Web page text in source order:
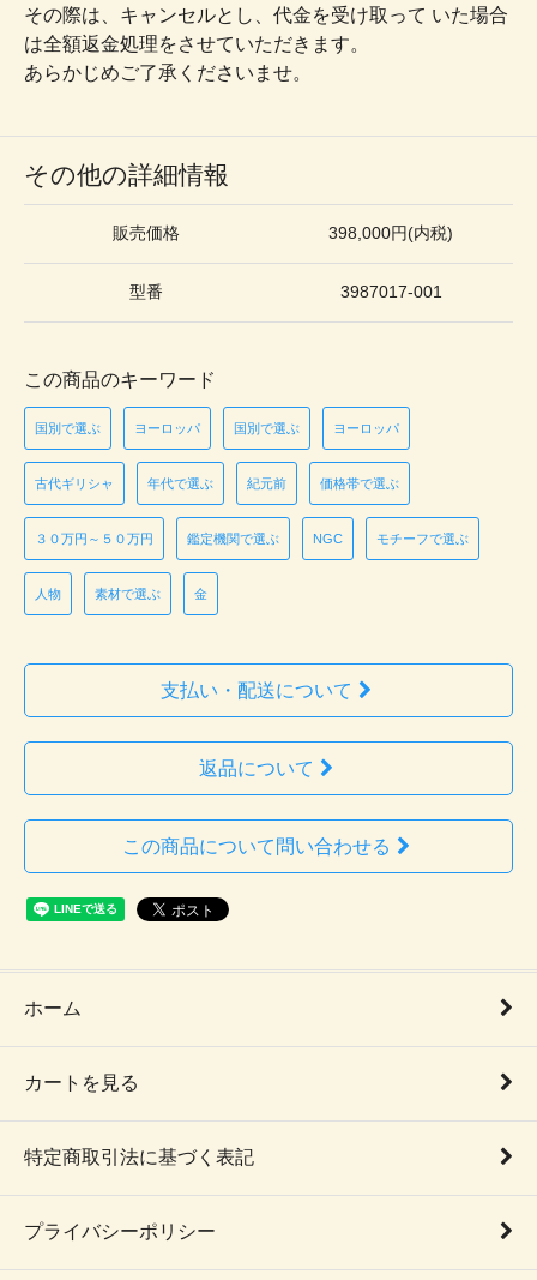
その際は、キャンセルとし、代金を受け取って いた場合
は全額返金処理をさせていただきます。
あらかじめご了承くださいませ。
その他の詳細情報
販売価格 398,000円(内税)
型番 3987017-001
この商品のキーワード
国別で選ぶ ヨーロッパ 国別で選ぶ ヨーロッパ
古代ギリシャ 年代で選ぶ 紀元前 価格帯で選ぶ
３０万円～５０万円 鑑定機関で選ぶ NGC モチーフで選ぶ
人物 素材で選ぶ 金
支払い・配送について
返品について
この商品について問い合わせる
ホーム
カートを見る
特定商取引法に基づく表記
プライバシーポリシー